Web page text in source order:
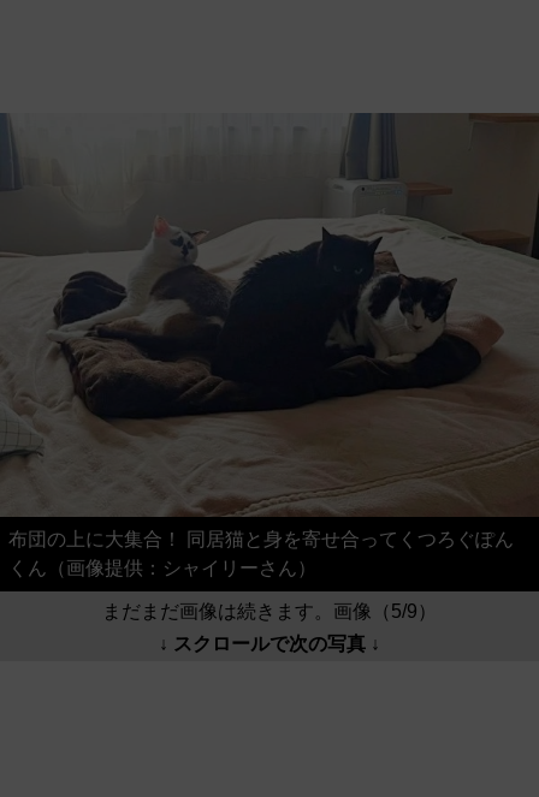
布団の上に大集合！ 同居猫と身を寄せ合ってくつろぐぽん
くん（画像提供：シャイリーさん）
まだまだ画像は続きます。画像（5/9）
↓ スクロールで次の写真 ↓